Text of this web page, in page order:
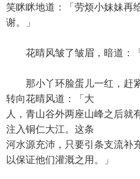
笑眯眯地道：「劳烦小妹妹再
谢。」
花晴风皱了皱眉，暗道：「
那小丫环脸蛋儿一红，赶
转向花晴风道：「大
人，青山谷外两座山峰之后就
注入铜仁大江。这条
河水源充沛，只要引条支流补
以保证他们灌溉之用。」